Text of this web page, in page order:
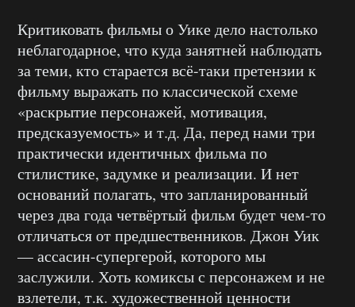
Критиковать фильмы о Уике дело настолько
неблагодарное, что куда занятней наблюдать
за теми, кто старается всё-таки претензии к
фильму выражать по классической схеме
«раскрытие персонажей, мотивация,
предсказуемость» и т.д. Да, перед нами три
практически идентичных фильма по
стилистике, задумке и реализации. И нет
оснований полагать, что запланированный
через два года четвёртый фильм будет чем-то
отличаться от предшественников. Джон Уик
— ассасин-супергерой, которого мы
заслужили. Хоть комиксы с персонажем и не
взлетели, т.к. художественной ценности